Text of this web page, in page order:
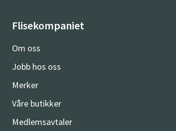
Flisekompaniet
Om oss
Jobb hos oss
Merker
Våre butikker
Medlemsavtaler